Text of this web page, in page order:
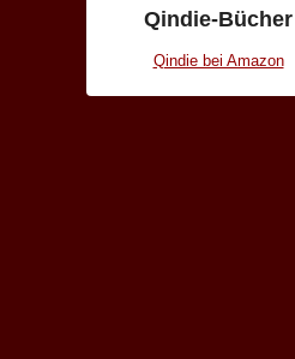
Qindie-Bücher
Qindie bei Amazon